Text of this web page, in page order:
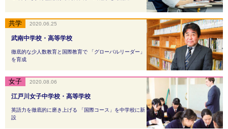
武南中学校・高等学校
徹底的な少人数教育と国際教育で 「グローバルリーダー」
を育成
2020.06.25
江戸川女子中学校・高等学校
英語力を徹底的に磨き上げる 「国際コース」を中学校に新
設
2020.08.06